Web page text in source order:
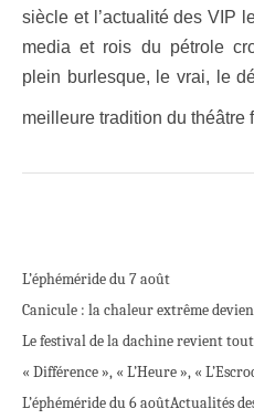
siècle et l’actualité des VIP
media et rois du pétrole
plein burlesque, le vrai, le
meilleure tradition du théâtre
L’éphéméride du 7 août
Canicule : la chaleur extrême
Le festival de la dachine revient
« Différence », « L’Heure », «
L’éphéméride du 6 aoûtActualités